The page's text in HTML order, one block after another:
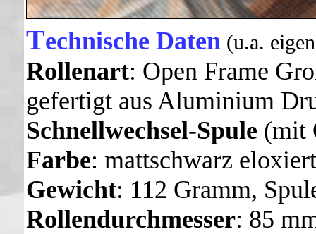
Technische Daten (u.a.
Rollenart: Open Frame
gefertigt aus Aluminium
Schnellwechsel-Spule (mit
Farbe: mattschwarz
Gewicht: 112 Gramm,
Rollendurchmesser: 85